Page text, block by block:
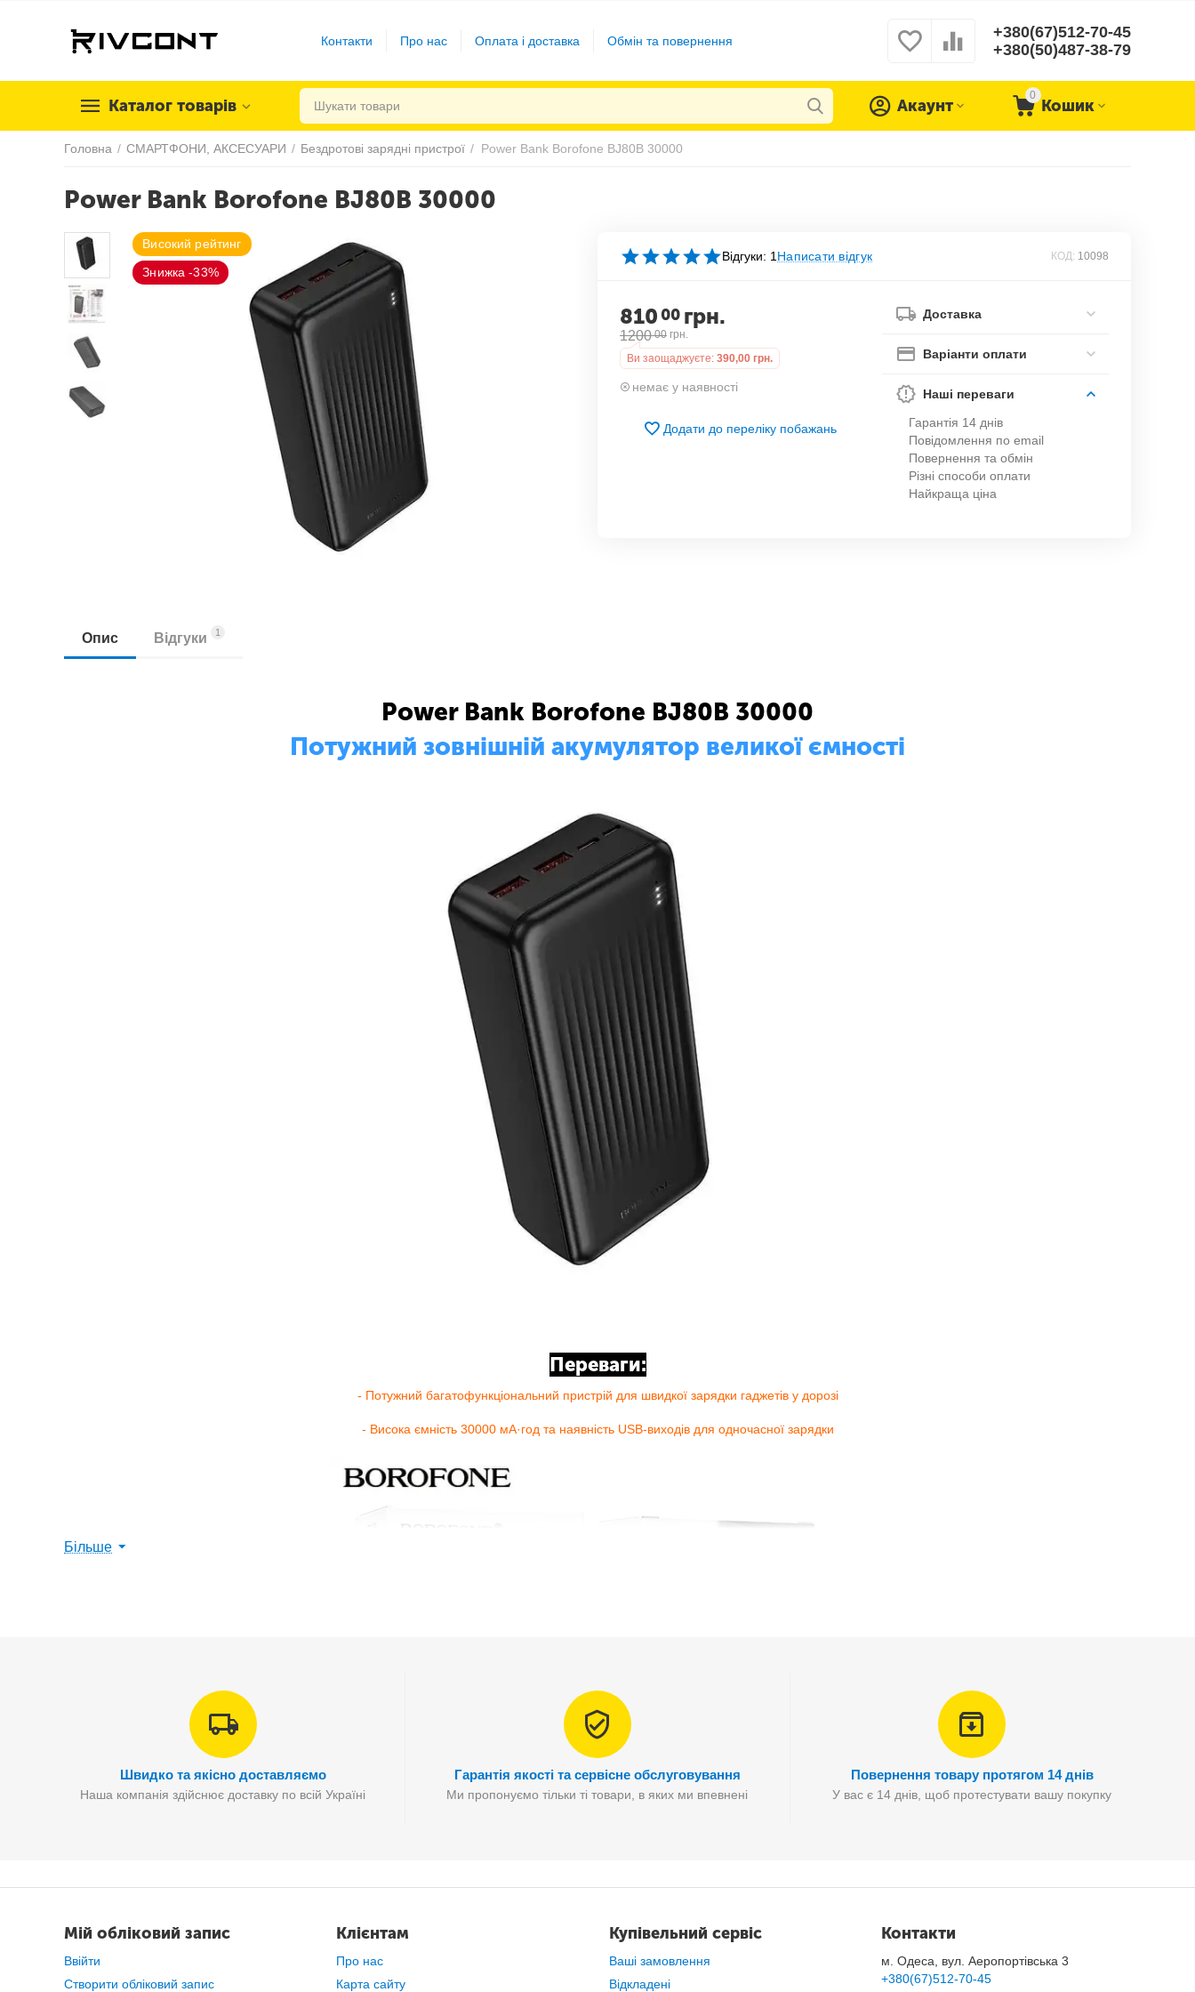
Контакти Про нас Оплата і доставка Обмін та повернення
+380(67)512-70-45
+380(50)487-38-79
Каталог товарів
0
Кошик
Акаунт
Головна / СМАРТФОНИ, АКСЕСУАРИ / Бездротові зарядні пристрої / Power Bank Borofone BJ80B 30000
Power Bank Borofone BJ80B 30000
Знижка -33%
Відгуки: 1 Написати відгук КОД: 10098
810 00 грн.
1200 00 грн.
Ви заощаджуєте: 390,00 грн.
немає у наявності
Додати до переліку побажань
Доставка
Варіанти оплати
Наші переваги
Гарантія 14 днів
Повідомлення по email
Повернення та обмін
Різні способи оплати
Найкраща ціна
Опис Відгуки 1
Power Bank Borofone BJ80B 30000
Потужний зовнішній акумулятор великої ємності
Переваги:
- Потужний багатофункціональний пристрій для швидкої зарядки гаджетів у дорозі
- Висока ємність 30000 мА·год та наявність USB-виходів для одночасної зарядки
Більше
Швидко та якісно доставляємо
Наша компанія здійснює доставку по всій Україні
Гарантія якості та сервісне обслуговування
Ми пропонуємо тільки ті товари, в яких ми впевнені
Повернення товару протягом 14 днів
У вас є 14 днів, щоб протестувати вашу покупку
Мій обліковий запис
Ввійти
Створити обліковий запис
Клієнтам
Про нас
Карта сайту
Купівельний сервіс
Ваші замовлення
Відкладені
Контакти
м. Одеса, вул. Аеропортівська 3
+380(67)512-70-45